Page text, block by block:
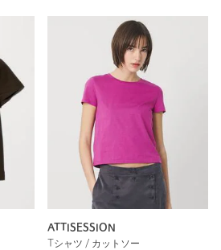
ATTISESSION
Tシャツ / カットソー